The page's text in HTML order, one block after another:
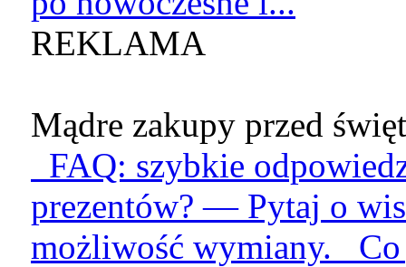
REKLAMA
Mądre zakupy przed
FAQ: szybkie
prezentów? — Pytaj o
możliwość wymiany. Co